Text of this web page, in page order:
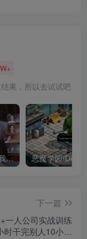
果，所以去试试吧
《美女，请别影响我成仙全球版》中文版
下一篇
一人公司实战训练
时干完别人10小时